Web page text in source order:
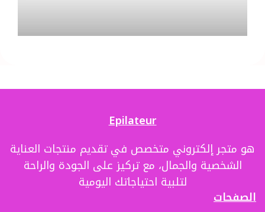
Epilateur
هو متجر إلكتروني متخصص في تقديم منتجات العناية
الشخصية والجمال، مع تركيز على الجودة والراحة
لتلبية احتياجاتك اليومية
الصفحات